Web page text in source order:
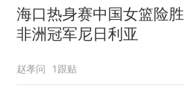
海口热身赛中国女篮险胜
非洲冠军尼日利亚
赵孝问 1跟贴